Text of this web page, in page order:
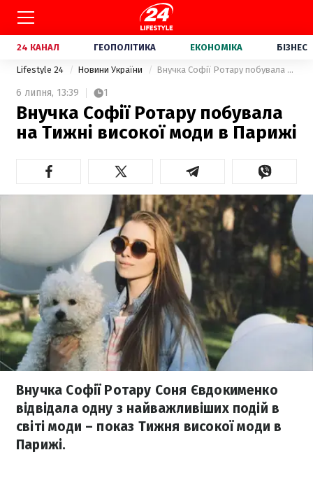
24 КАНАЛ ГЕОПОЛІТИКА ЕКОНОМІКА БІЗНЕС
Lifestyle 24 Новини України Внучка Софії Ротару побувала на Тижні високої моди в Парижі
6 липня, 13:39 1
Внучка Софії Ротару побувала
на Тижні високої моди в Парижі
Внучка Софії Ротару Соня Євдокименко
відвідала одну з найважливіших подій в
світі моди – показ Тижня високої моди в
Парижі.